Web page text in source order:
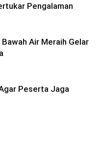
Pengalaman
Air Meraih Gelar
Peserta Jaga